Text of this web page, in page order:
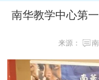
南华教学中心第
来源：